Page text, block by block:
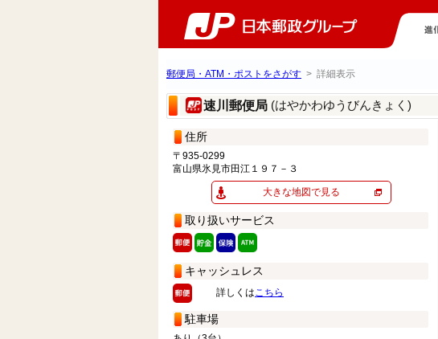
郵便局・ATM・ポストをさがす > 詳細表示
速川郵便局 (はやかわゆうびんきょく)
住所
〒935-0299
富山県氷見市田江１９７－３
大きな地図で見る
取り扱いサービス
キャッシュレス
詳しくはこちら
駐車場